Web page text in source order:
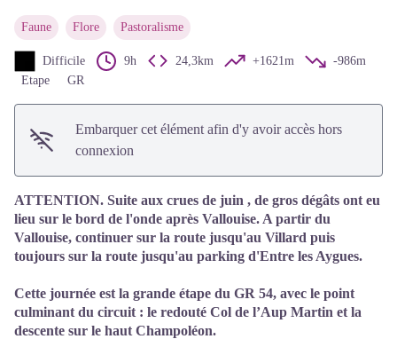
Faune Flore Pastoralisme
Difficile 9h 24,3km +1621m
-986m
Etape
GR
Embarquer cet élément afin d'y avoir accès hors
connexion
ATTENTION. Suite aux crues de juin , de gros dégâts ont eu
lieu sur le bord de l'onde après Vallouise. A partir du
Vallouise, continuer sur la route jusqu'au Villard puis
toujours sur la route jusqu'au parking d'Entre les Aygues.
Cette journée est la grande étape du GR 54, avec le point
culminant du circuit : le redouté Col de l’Aup Martin et la
descente sur le haut Champoléon.